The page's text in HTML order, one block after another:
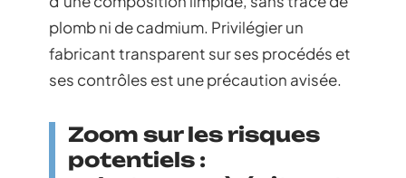
plomb ni de cadmium. Privilégier un
fabricant transparent sur ses procédés et
ses contrôles est une précaution avisée.
Zoom sur les risques
potentiels :